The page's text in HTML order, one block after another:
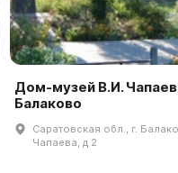
Дом-музей В.И.
Балаково
Саратовская обл., г.
Чапаева, д 2